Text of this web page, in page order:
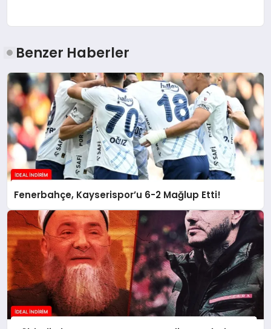
Benzer Haberler
Fenerbahçe, Kayserispor’u 6-2 Mağlup Etti!